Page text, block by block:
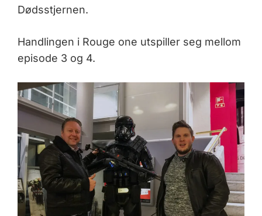
Dødsstjernen.
Handlingen i Rouge one utspiller seg mellom
episode 3 og 4.